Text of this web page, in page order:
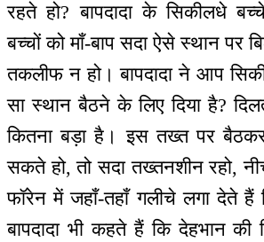
रहते हो? बापदादा के सिकीलधे
बच्चों को माँ-बाप सदा ऐसे स्थान पर
तकलीफ न हो। बापदादा ने आप
सा स्थान बैठने के लिए दिया है?
कितना बड़ा है। इस तख्त पर
सकते हो, तो सदा तख्तनशीन रहो,
फॉरेन में जहाँ-तहाँ गलीचे लगा देते हैं
बापदादा भी कहते हैं कि देहभान की